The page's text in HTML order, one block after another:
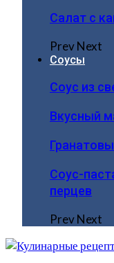
Салат с
PrevNext
Соусы
Соус из
Вкусный
Соус-
перцев
PrevNext